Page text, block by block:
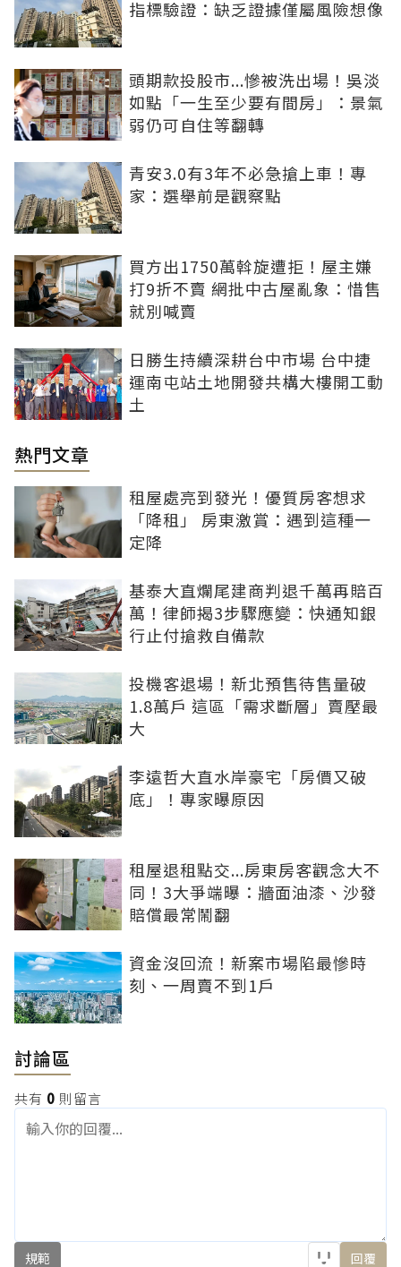
指標驗證：缺乏證據僅屬風險想像
頭期款投股市...慘被洗出場！吳淡
如點「一生至少要有間房」：景氣
弱仍可自住等翻轉
青安3.0有3年不必急搶上車！專
家：選舉前是觀察點
買方出1750萬斡旋遭拒！屋主嫌
打9折不賣 網批中古屋亂象：惜售
就別喊賣
日勝生持續深耕台中市場 台中捷
運南屯站土地開發共構大樓開工動
土
熱門文章
租屋處亮到發光！優質房客想求
「降租」 房東激賞：遇到這種一
定降
基泰大直爛尾建商判退千萬再賠百
萬！律師揭3步驟應變：快通知銀
行止付搶救自備款
投機客退場！新北預售待售量破
1.8萬戶 這區「需求斷層」賣壓最
大
李遠哲大直水岸豪宅「房價又破
底」！專家曝原因
租屋退租點交...房東房客觀念大不
同！3大爭端曝：牆面油漆、沙發
賠償最常鬧翻
資金沒回流！新案市場陷最慘時
刻、一周賣不到1戶
討論區
共有 0 則留言
規範 回覆